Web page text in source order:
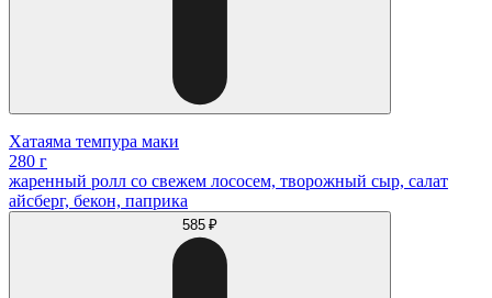
Хатаяма темпура маки
280 г
жаренный ролл со свежем лососем, творожный сыр, салат
айсберг, бекон, паприка
585 ₽